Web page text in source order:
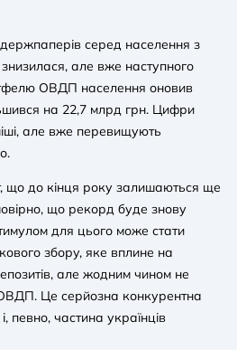
держпаперів серед населення з
але вже наступного
ОВДП населення оновив
на 22,7 млрд грн. Цифри
але вже перевищують
до кінця року залишаються ще
що рекорд буде знову
для цього може стати
збору, яке вплине на
але жодним чином не
ОВДП. Це серйозна конкурентна
певно, частина українців